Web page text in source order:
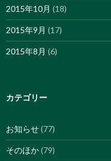
2015年10月 (18)
2015年9月 (17)
2015年8月 (6)
カテゴリー
お知らせ(77)
そのほか(79)